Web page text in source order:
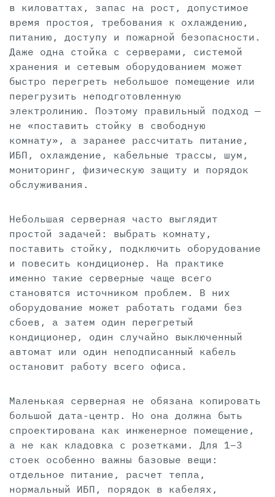
в киловаттах, запас на рост, допустимое
время простоя, требования к охлаждению,
питанию, доступу и пожарной безопасности.
Даже одна стойка с серверами, системой
хранения и сетевым оборудованием может
быстро перегреть небольшое помещение или
перегрузить неподготовленную
электролинию. Поэтому правильный подход —
не «поставить стойку в свободную
комнату», а заранее рассчитать питание,
ИБП, охлаждение, кабельные трассы, шум,
мониторинг, физическую защиту и порядок
обслуживания.
Небольшая серверная часто выглядит
простой задачей: выбрать комнату,
поставить стойку, подключить оборудование
и повесить кондиционер. На практике
именно такие серверные чаще всего
становятся источником проблем. В них
оборудование может работать годами без
сбоев, а затем один перегретый
кондиционер, один случайно выключенный
автомат или один неподписанный кабель
остановит работу всего офиса.
Маленькая серверная не обязана копировать
большой дата-центр. Но она должна быть
спроектирована как инженерное помещение,
а не как кладовка с розетками. Для 1–3
стоек особенно важны базовые вещи:
отдельное питание, расчет тепла,
нормальный ИБП, порядок в кабелях,